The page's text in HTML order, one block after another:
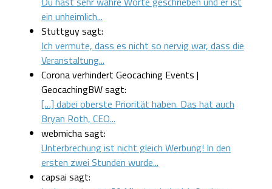
ein unheimlich...
Stuttguy sagt:
Ich vermute, dass es nicht so nervig war, dass die
Veranstaltung...
Corona verhindert Geocaching Events |
GeocachingBW sagt:
[…] dabei oberste Priorität haben. Das hat auch
Bryan Roth, CEO...
webmicha sagt:
Unterbrechung ist nicht gleich Werbung! In den
ersten zwei Stunden wurde...
capsai sagt: